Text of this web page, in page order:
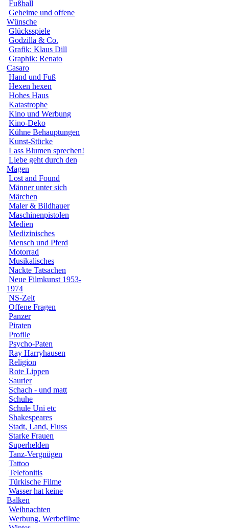
Fußball
Geheime und offene
Wünsche
Glücksspiele
Godzilla & Co.
Grafik: Klaus Dill
Graphik: Renato
Casaro
Hand und Fuß
Hexen hexen
Hohes Haus
Katastrophe
Kino und Werbung
Kino-Deko
Kühne Behauptungen
Kunst-Stücke
Lass Blumen sprechen!
Liebe geht durch den
Magen
Lost and Found
Männer unter sich
Märchen
Maler & Bildhauer
Maschinenpistolen
Medien
Medizinisches
Mensch und Pferd
Motorrad
Musikalisches
Nackte Tatsachen
Neue Filmkunst 1953-
1974
NS-Zeit
Offene Fragen
Panzer
Piraten
Profile
Psycho-Paten
Ray Harryhausen
Religion
Rote Lippen
Saurier
Schach - und matt
Schuhe
Schule Uni etc
Shakespeares
Stadt, Land, Fluss
Starke Frauen
Superhelden
Tanz-Vergnügen
Tattoo
Telefonitis
Türkische Filme
Wasser hat keine
Balken
Weihnachten
Werbung, Werbefilme